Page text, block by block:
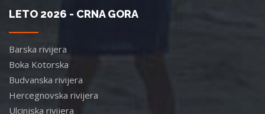
LETO 2026 - CRNA GORA
Barska rivijera
Boka Kotorska
Budvanska rivijera
Hercegnovska rivijera
Ulcinjska rivijera